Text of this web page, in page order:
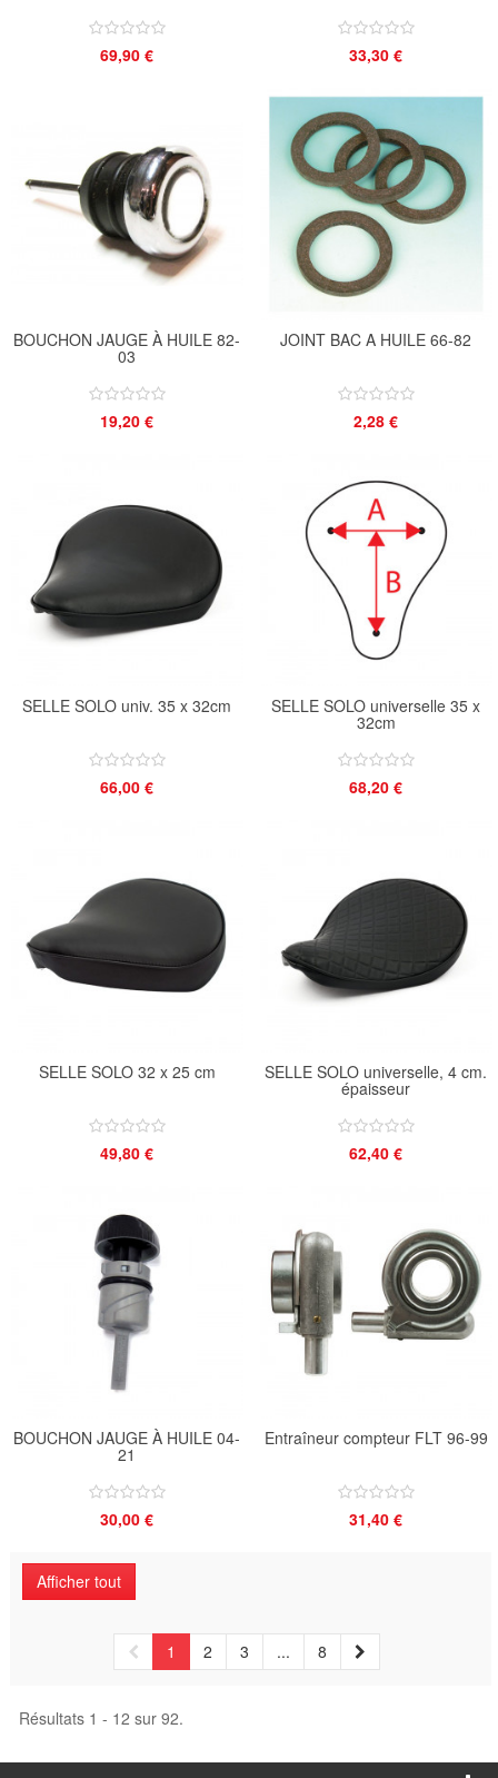
69,90 € 33,30 €
BOUCHON JAUGE À HUILE 82-
03
19,20 €
JOINT BAC A HUILE 66-82
2,28 €
SELLE SOLO univ. 35 x 32cm
66,00 €
SELLE SOLO universelle 35 x
32cm
68,20 €
SELLE SOLO 32 x 25 cm
49,80 €
SELLE SOLO universelle, 4 cm.
épaisseur
62,40 €
BOUCHON JAUGE À HUILE 04-
21
30,00 €
Entraîneur compteur FLT 96-99
31,40 €
Afficher tout
1 2 3 ... 8
Résultats 1 - 12 sur 92.